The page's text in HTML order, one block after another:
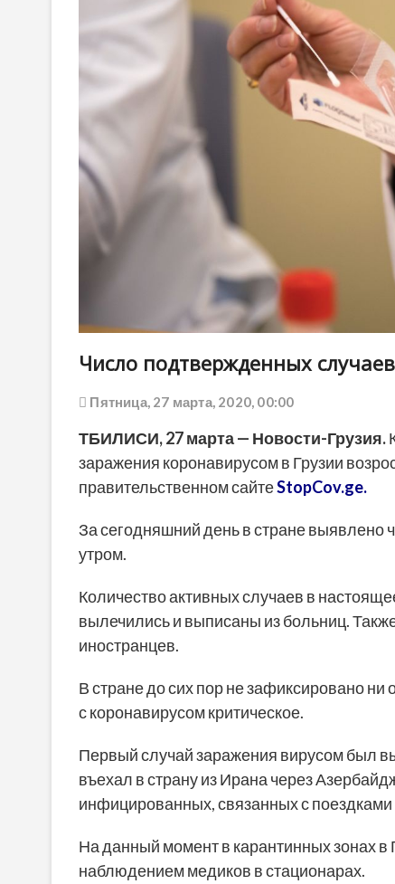
Число подтвержденных
Пятница, 27 марта, 2020, 00:00
ТБИЛИСИ, 27 марта — Новости-Грузия.
заражения коронавирусом в Грузии
правительственном сайтеStopCov.ge.
За сегодняшний день в стране выявлено
утром.
Количество активных случаев в
вылечились и выписаны из больниц.
иностранцев.
В стране до сих пор не зафиксировано
с коронавирусом критическое.
Первый случай заражения вирусом был
въехал в страну из Ирана через
инфицированных, связанных с
На данный момент в карантинных зонах в
наблюдением медиков в стационарах.